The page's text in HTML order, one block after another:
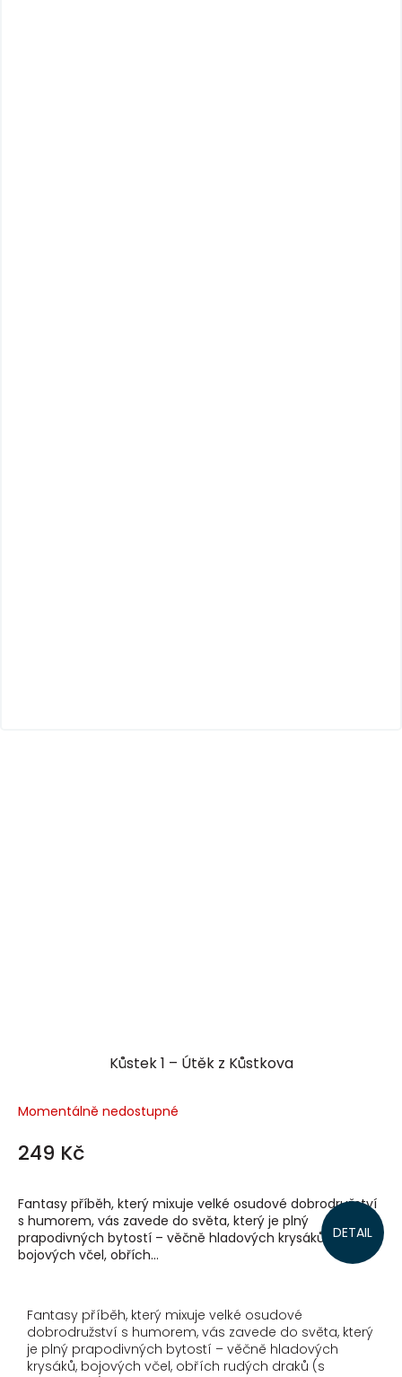
Kůstek 1 – Útěk z Kůstkova
Momentálně nedostupné
249 Kč
DETAIL
Fantasy příběh, který mixuje velké osudové dobrodružství
s humorem, vás zavede do světa, který je plný
prapodivných bytostí – věčně hladových krysáků,
bojových včel, obřích...
Fantasy příběh, který mixuje velké osudové
dobrodružství s humorem, vás zavede do světa, který
je plný prapodivných bytostí – věčně hladových
krysáků, bojových včel, obřích rudých draků (s